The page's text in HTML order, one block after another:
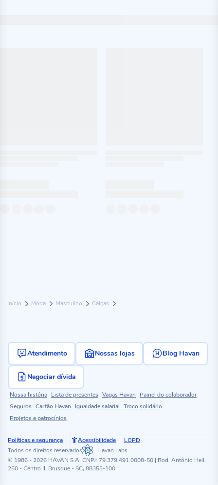
Início Moda Masculino Calças
Atendimento Nossas lojas Blog Havan
Negociar dívida
Nossa história Lista de presentes Vagas Havan
Painel do colaborador
Seguros Cartão Havan Igualdade salarial Troco solidário
Projetos e patrocínios
Políticas e segurança Acessibilidade
LGPD
Todos os direitos reservados
Havan Labs
© 1986 - 2026 HAVAN S.A. CNPJ: 79.379.491.0008-50 | Rod. Antônio Heil,
250 - Centro II, Brusque - SC, 88353-100